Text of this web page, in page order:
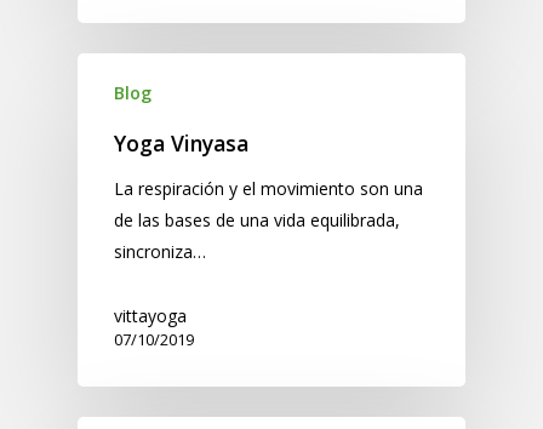
Blog
Yoga Vinyasa
La respiración y el movimiento son una
de las bases de una vida equilibrada,
sincroniza…
vittayoga
07/10/2019